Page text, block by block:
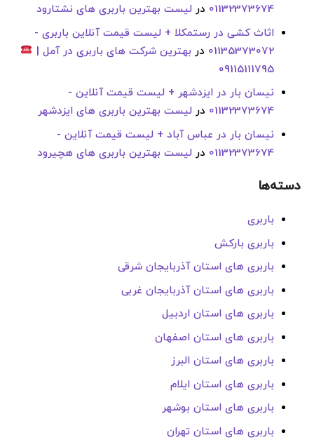
01132373674 درلیست بهترین باربری های نشتارود
اثاث کشی در رستمکلا + لیست قیمت آنلاین باربری -
01135373072 در بهترین شرکت های باربری در آمل |
09115111795
نیسان بار در ایزدشهر + لیست قیمت آنلاین -
01132373674 درلیست بهترین باربری های ایزدشهر
نیسان بار در عباس آباد + لیست قیمت آنلاین -
01132373674 درلیست بهترین باربری های هچیرود
دسته‌ها
باربری
باربری بارکش
باربری های استان آذربایجان شرقی
باربری های استان آذربایجان غربی
باربری های استان اردبیل
باربری های استان اصفهان
باربری های استان البرز
باربری های استان ایلام
باربری های استان بوشهر
باربری های استان تهران